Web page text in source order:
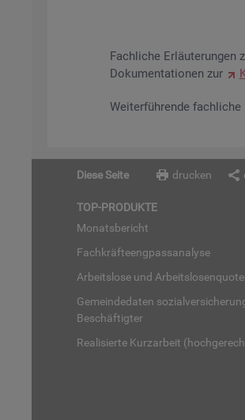
Fach­li­che Er­läu­te­run­gen
Do­ku­men­ta­tio­nen zur
Wei­ter­füh­ren­de
Diese Seite drucken
TOP-PRO­DUK­TE
Mo­nats­be­richt
Fach­kräf­te­eng­pass­ana­ly­se
Ar­beits­lo­se und
Ge­mein­de­da­ten
Be­schäf­tig­ter
Rea­li­sier­te Kurz­ar­beit